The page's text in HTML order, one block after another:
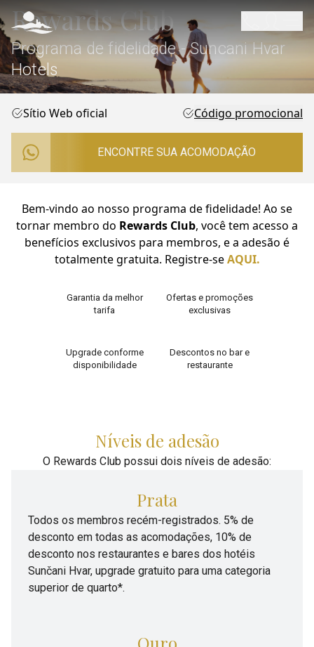
Rewards Club
Programa de fidelidade - Suncani Hvar
Hotels
Sítio Web oficial Código promocional
ENCONTRE SUA ACOMODAÇÃO
Bem-vindo ao nosso programa de fidelidade! Ao se
tornar membro do Rewards Club, você tem acesso a
benefícios exclusivos para membros, e a adesão é
totalmente gratuita. Registre-seAQUI.
Garantia da melhor
tarifa
Ofertas e promoções
exclusivas
Upgrade conforme
disponibilidade
Descontos no bar e
restaurante
Níveis de adesão
O Rewards Club possui dois níveis de adesão:
Prata
Todos os membros recém-registrados. 5% de
desconto em todas as acomodações, 10% de
desconto nos restaurantes e bares dos hotéis
Sunčani Hvar, upgrade gratuito para uma categoria
superior de quarto*.